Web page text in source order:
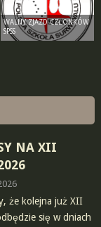
WALNY ZJAZD CZŁONKÓW
SPSS
NA XII
że kolejna już XII
się w dniach